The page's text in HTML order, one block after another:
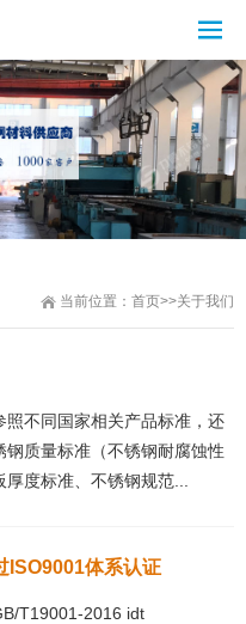
当前位置： 首页>>关于我们
不同国家相关产品标准，还
质量标准（不锈钢耐腐蚀性
度标准、不锈钢规范...
ISO9001体系认证
T19001-2016 idt